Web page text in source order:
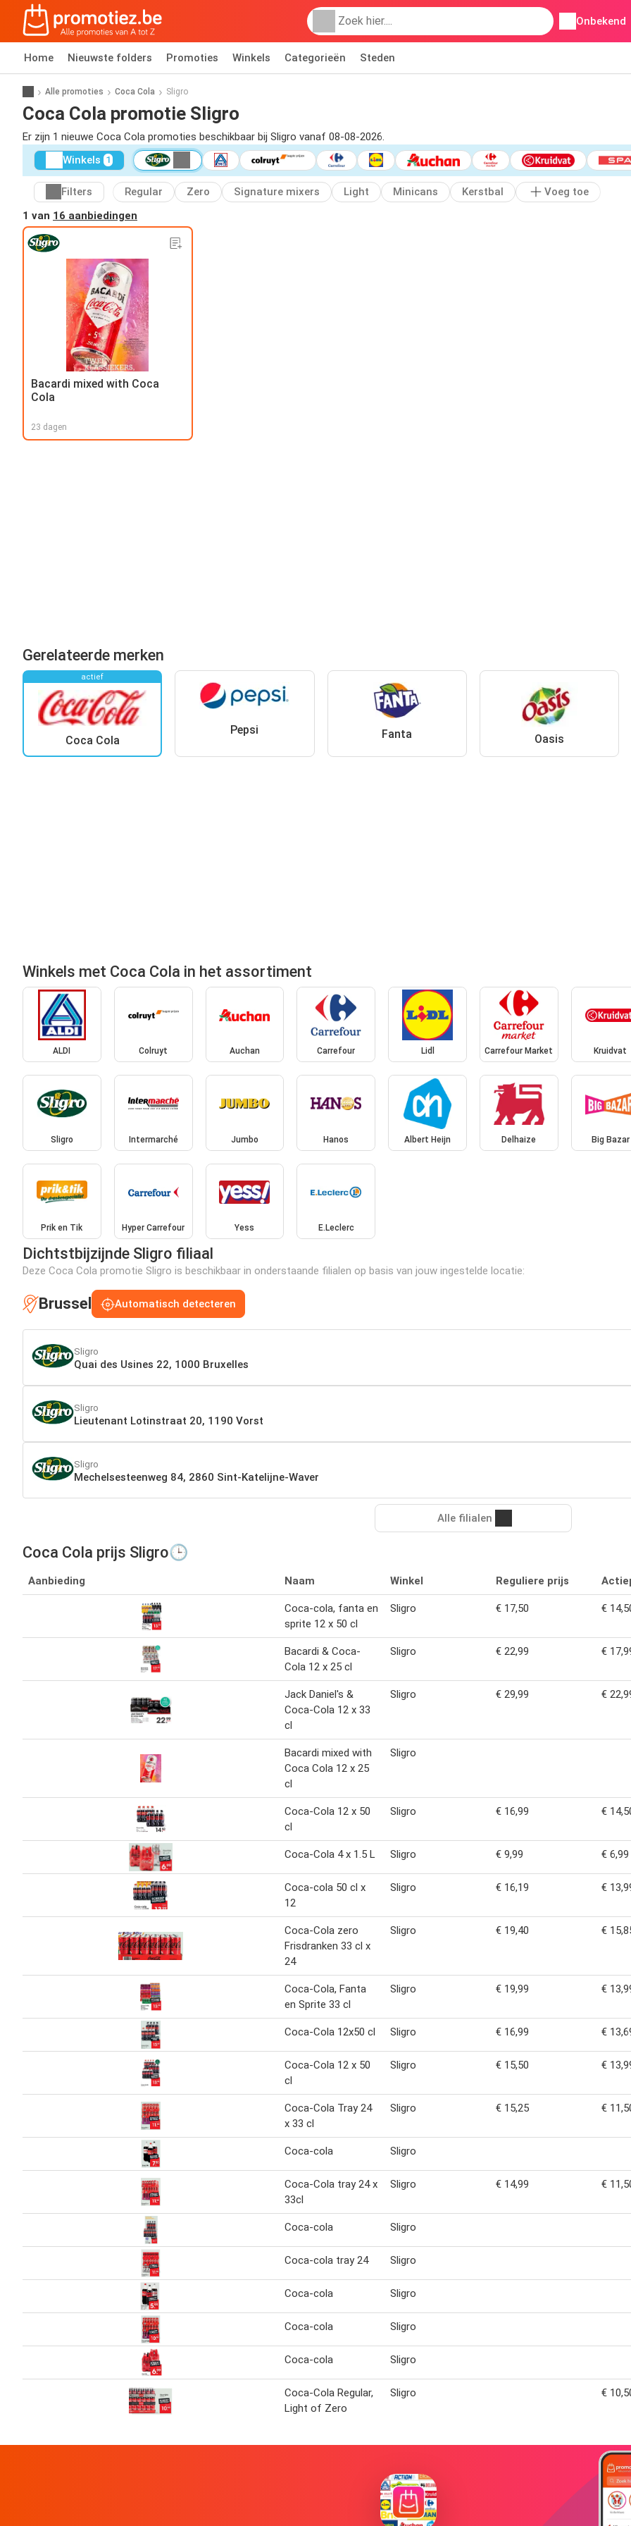
Onbekend
Home Nieuwste folders Promoties Winkels Categorieën Steden
Alle promoties Coca Cola Sligro
Coca Cola promotie Sligro
Er zijn 1 nieuwe Coca Cola promoties beschikbaar bij Sligro vanaf 08-08-2026.
Winkels 1
Filters Regular Zero Signature mixers Light Minicans Kerstbal
Voeg toe
1 van 16 aanbiedingen
Bacardi mixed with Coca
Cola
23 dagen
Gerelateerde merken
actief
Coca Cola
Pepsi Fanta Oasis
Winkels met Coca Cola in het assortiment
ALDI Colruyt Auchan Carrefour Lidl Carrefour Market Kruidvat
Sligro Intermarché Jumbo Hanos Albert Heijn Delhaize Big Bazar
Prik en Tik Hyper Carrefour Yess E.Leclerc
Dichtstbijzijnde Sligro filiaal
Deze Coca Cola promotie Sligro is beschikbaar in onderstaande filialen op basis van jouw ingestelde locatie:
Brussel Automatisch detecteren
Sligro
Quai des Usines 22, 1000 Bruxelles
Sligro
Lieutenant Lotinstraat 20, 1190 Vorst
Sligro
Mechelsesteenweg 84, 2860 Sint-Katelijne-Waver
Alle filialen
Coca Cola prijs Sligro🕒
Aanbieding Naam Winkel Reguliere prijs
Coca-cola, fanta en
sprite 12 x 50 cl
Sligro € 17,50 €
Bacardi & Coca-
Cola 12 x 25 cl
Sligro € 22,99 €
Jack Daniel's &
Coca-Cola 12 x 33
cl
Sligro € 29,99 €
Bacardi mixed with
Coca Cola 12 x 25
cl
Sligro
Coca-Cola 12 x 50
cl
Sligro € 16,99 €
Coca-Cola 4 x 1.5 L Sligro € 9,99 € 6,99
Coca-cola 50 cl x
12
Sligro € 16,19 €
Coca-Cola zero
Frisdranken 33 cl x
24
Sligro € 19,40 €
Coca-Cola, Fanta
en Sprite 33 cl
Sligro € 19,99 €
Coca-Cola 12x50 cl Sligro € 16,99 €
Coca-Cola 12 x 50
cl
Sligro € 15,50 €
Coca-Cola Tray 24
x 33 cl
Sligro € 15,25 €
Coca-cola Sligro
Coca-Cola tray 24 x
33cl
Sligro € 14,99 €
Coca-cola Sligro
Coca-cola tray 24 Sligro
Coca-cola Sligro
Coca-cola Sligro
Coca-cola Sligro
Coca-Cola Regular,
Light of Zero
Sligro €